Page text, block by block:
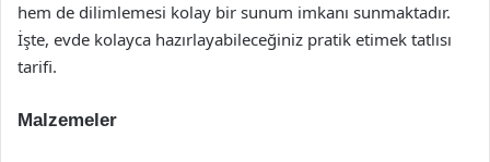
hem de dilimlemesi kolay bir sunum imkanı sunmaktadır.
İşte, evde kolayca hazırlayabileceğiniz pratik etimek tatlısı
tarifi.
Malzemeler